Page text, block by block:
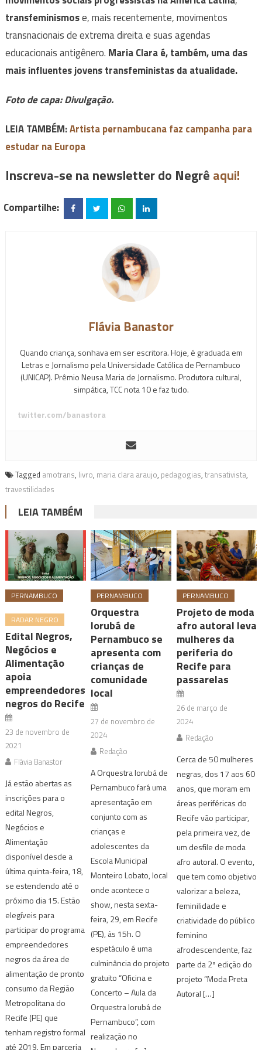
transfeminismose, mais recentemente, movimentos
transnacionais de extrema direita e suas agendas
educacionais antigênero. Maria Clara é, também, uma das
mais influentes jovens transfeministas da atualidade.
Foto de capa: Divulgação.
LEIA TAMBÉM:Artista pernambucana faz campanha para
estudar na Europa
Inscreva-se na newsletter do Negrê aqui!
Compartilhe:
Flávia Banastor
Quando criança, sonhava em ser escritora. Hoje, é graduada em
Letras e Jornalismo pela Universidade Católica de Pernambuco
(UNICAP). Prêmio Neusa Maria de Jornalismo. Produtora cultural,
simpática, TCC nota 10 e faz tudo.
twitter.com/banastora
Tagged amotrans, livro, maria clara araujo, pedagogias, transativista,
travestilidades
LEIA TAMBÉM
PERNAMBUCO
RADAR NEGRO
Edital Negros,
Negócios e
Alimentação
apoia
empreendedores
negros do Recife
23 de novembro de
2021
Flávia Banastor
Já estão abertas as
inscrições para o
edital Negros,
Negócios e
Alimentação
disponível desde a
última quinta-feira, 18,
se estendendo até o
próximo dia 15. Estão
elegíveis para
participar do programa
empreendedores
negros da área de
alimentação de pronto
consumo da Região
Metropolitana do
Recife (PE) que
tenham registro formal
até 2019. Em parceria
PERNAMBUCO
Orquestra
Iorubá de
Pernambuco se
apresenta com
crianças de
comunidade
local
27 de novembro de
2024
Redação
A Orquestra Iorubá de
Pernambuco fará uma
apresentação em
conjunto com as
crianças e
adolescentes da
Escola Municipal
Monteiro Lobato, local
onde acontece o
show, nesta sexta-
feira, 29, em Recife
(PE), às 15h. O
espetáculo é uma
culminância do projeto
gratuito “Oficina e
Concerto – Aula da
Orquestra Iorubá de
Pernambuco”, com
realização no
PERNAMBUCO
Projeto de moda
afro autoral leva
mulheres da
periferia do
Recife para
passarelas
26 de março de
2024
Redação
Cerca de 50 mulheres
negras, dos 17 aos 60
anos, que moram em
áreas periféricas do
Recife vão participar,
pela primeira vez, de
um desfile de moda
afro autoral. O evento,
que tem como objetivo
valorizar a beleza,
feminilidade e
criatividade do público
feminino
afrodescendente, faz
parte da 2ª edição do
projeto “Moda Preta
Autoral […]